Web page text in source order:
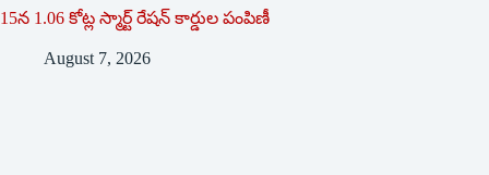
15న 1.06 కోట్ల స్మార్ట్ రేషన్ కార్డుల పంపిణీ
August 7, 2026